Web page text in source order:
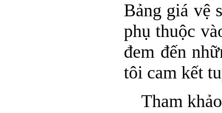
Bảng giá vệ
phụ thuộc
đem đến
tôi cam kết
Tham khảo